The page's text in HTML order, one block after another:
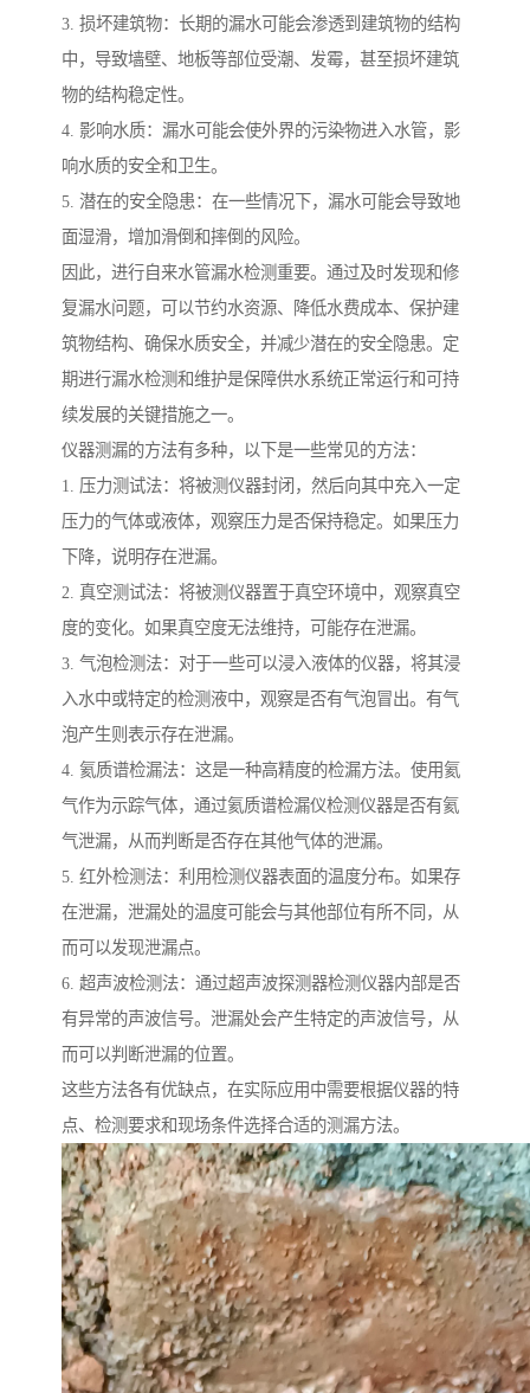
3. 损坏建筑物：长期的漏水可能会渗透到建筑物的结构
中，导致墙壁、地板等部位受潮、发霉，甚至损坏建筑
物的结构稳定性。
4. 影响水质：漏水可能会使外界的污染物进入水管，影
响水质的安全和卫生。
5. 潜在的安全隐患：在一些情况下，漏水可能会导致地
面湿滑，增加滑倒和摔倒的风险。
因此，进行自来水管漏水检测重要。通过及时发现和修
复漏水问题，可以节约水资源、降低水费成本、保护建
筑物结构、确保水质安全，并减少潜在的安全隐患。定
期进行漏水检测和维护是保障供水系统正常运行和可持
续发展的关键措施之一。
仪器测漏的方法有多种，以下是一些常见的方法：
1. 压力测试法：将被测仪器封闭，然后向其中充入一定
压力的气体或液体，观察压力是否保持稳定。如果压力
下降，说明存在泄漏。
2. 真空测试法：将被测仪器置于真空环境中，观察真空
度的变化。如果真空度无法维持，可能存在泄漏。
3. 气泡检测法：对于一些可以浸入液体的仪器，将其浸
入水中或特定的检测液中，观察是否有气泡冒出。有气
泡产生则表示存在泄漏。
4. 氦质谱检漏法：这是一种高精度的检漏方法。使用氦
气作为示踪气体，通过氦质谱检漏仪检测仪器是否有氦
气泄漏，从而判断是否存在其他气体的泄漏。
5. 红外检测法：利用检测仪器表面的温度分布。如果存
在泄漏，泄漏处的温度可能会与其他部位有所不同，从
而可以发现泄漏点。
6. 超声波检测法：通过超声波探测器检测仪器内部是否
有异常的声波信号。泄漏处会产生特定的声波信号，从
而可以判断泄漏的位置。
这些方法各有优缺点，在实际应用中需要根据仪器的特
点、检测要求和现场条件选择合适的测漏方法。